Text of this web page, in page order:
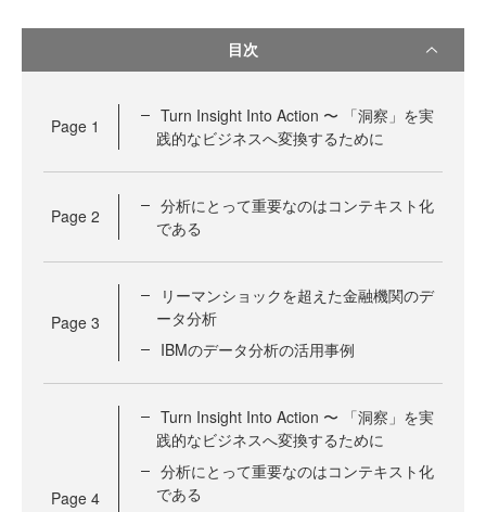
目次
Page 1
Turn Insight Into Action 〜 「洞察」を実
践的なビジネスへ変換するために
Page 2
分析にとって重要なのはコンテキスト化
である
Page 3
リーマンショックを超えた金融機関のデ
ータ分析
IBMのデータ分析の活用事例
Page 4
Turn Insight Into Action 〜 「洞察」を実
践的なビジネスへ変換するために
分析にとって重要なのはコンテキスト化
である